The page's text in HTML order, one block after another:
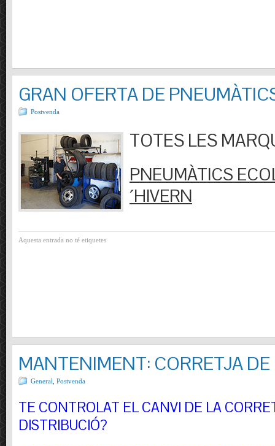
GRAN OFERTA DE
Postvenda
TOTES LES
PNEUMÀTICS
´HIVERN
Aquesta entrada no té etiquetes
MANTENIMENT: CORRETJA
General Postvenda
TE CONTROLAT EL CANVI DE LA
DISTRIBUCIÓ?